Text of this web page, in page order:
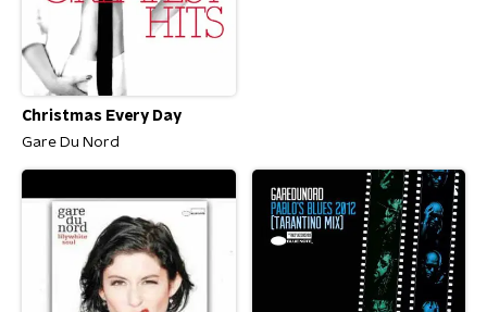
Christmas Every Day
Gare Du Nord